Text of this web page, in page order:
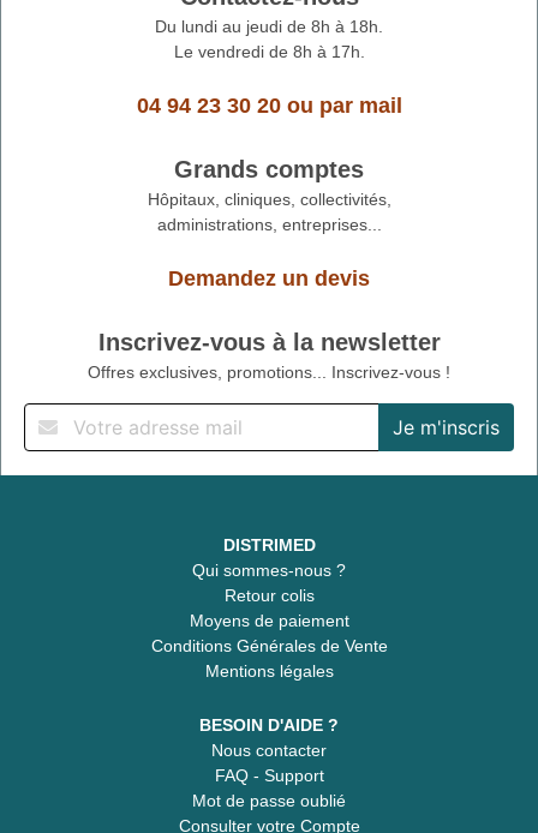
Du lundi au jeudi de 8h à 18h.
Le vendredi de 8h à 17h.
04 94 23 30 20ou par mail
Grands comptes
Hôpitaux, cliniques, collectivités,
administrations, entreprises...
Demandez un devis
Inscrivez-vous à la newsletter
Offres exclusives, promotions... Inscrivez-vous !
DISTRIMED
Qui sommes-nous ?
Retour colis
Moyens de paiement
Conditions Générales de Vente
Mentions légales
BESOIN D'AIDE ?
Nous contacter
FAQ - Support
Mot de passe oublié
Consulter votre Compte